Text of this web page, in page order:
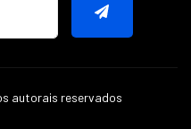
autorais reservados